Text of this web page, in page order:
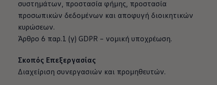
συστημάτων, προστασία φήμης, προστασία
προσωπικών δεδομένων και αποφυγή διοικητικών
κυρώσεων.
Άρθρο 6 παρ.1 (γ) GDPR – νομική υποχρέωση.
Σκοπός Επεξεργασίας
Διαχείριση συνεργασιών και προμηθευτών.